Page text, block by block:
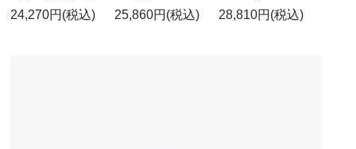
24,270円(税込) 25,860円(税込) 28,810円(税込)